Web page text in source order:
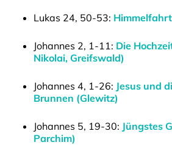
Lukas 24, 50-53:
Johannes 2, 1-11: Die
Nikolai, Greifswald)
Johannes 4, 1-26: Jesus und
Brunnen (Glewitz)
Johannes 5, 19-30: Jüngstes
Parchim)